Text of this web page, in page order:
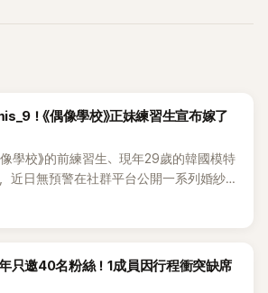
！《偶像學校》正妹練習生宣布嫁了
學校》的前練習生、現年29歲的韓國模特
，近日無預警在社群平台公開一系列婚紗
入婚姻，消息曝光後讓不少曾追看節目的
只邀40名粉絲！1成員因行程衝突缺席